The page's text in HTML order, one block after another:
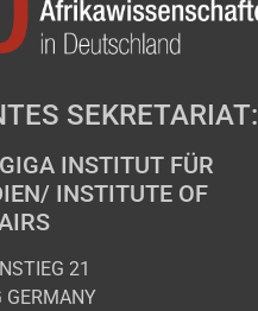
SEKRETARIAT:
INSTITUT FÜR
INSTITUTE OF
21